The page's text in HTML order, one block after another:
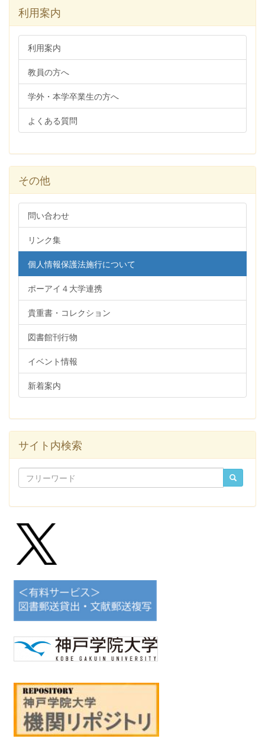
利用案内
利用案内
教員の方へ
学外・本学卒業生の方へ
よくある質問
その他
問い合わせ
リンク集
個人情報保護法施行について
ポーアイ４大学連携
貴重書・コレクション
図書館刊行物
イベント情報
新着案内
サイト内検索